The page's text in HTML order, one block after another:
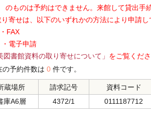
のものは予約はできません。来館して貸出手
寄せは、以下のいずれかの方法により申請し
申請
図書館資料の取り寄せについて」 をご覧くだ
の予約件数は 0 件です。
蔵場所 請求記号
資料コード
庫A6層 4372/1 0111187712